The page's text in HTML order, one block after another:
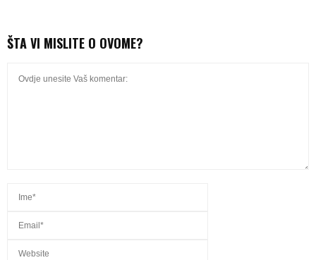
ŠTA VI MISLITE O OVOME?